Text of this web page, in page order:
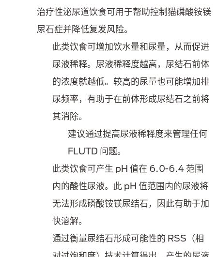
治疗性泌尿道饮食可用于帮助控制猫磷酸铵镁
尿石症并降低复发风险。
此类饮食可增加饮水量和尿量，从而促进
尿液稀释。尿液稀释度越高，尿结石前体
的浓度就越低。较高的尿量也可能增加排
尿频率，有助于在前体形成尿结石之前将
其消除。
建议通过提高尿液稀释度来管理任何
FLUTD 问题。
此类饮食可产生 pH 值在 6.0-6.4 范围
内的酸性尿液。此 pH 值范围内的尿液将
无法形成磷酸铵镁尿结石，因此有助于加
快溶解。
通过衡量尿结石形成可能性的 RSS（相